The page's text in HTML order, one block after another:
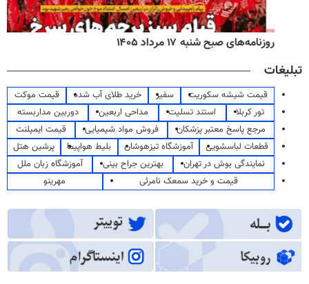
روزنامه‌های صبح شنبه ۱۷ مرداد ۱۴۰۵
تبلیغات
قیمت شیشه سکوریت سفیر خرید طلای آب شده
قیمت موکت
تور کربلا
استند تسلیت مداحی اربعین
دوربین مداربسته
مرجع پاسخ معتبر پزشکان
فروش مواد شیمیایی
قیمت ایمپلنت
قطعات لباسشویی
آموزشگاه تیزهوشان بلیط هواپیما
پرشین هتل
نمایندگی بوش در تهران
بهترین جراح بینی
آموزشگاه زبان ملل
قیمت و خرید سمعک نامرئی
مهرینو